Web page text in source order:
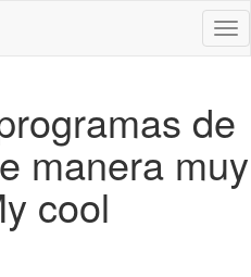
de
manera muy
cool